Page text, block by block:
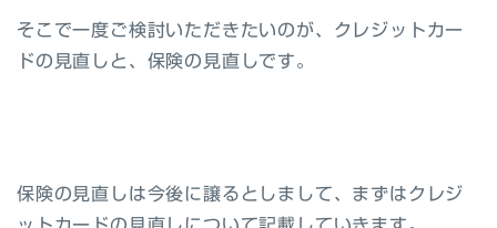
そこで一度ご検討いただきたいのが、 クレジットカー
ドの見直し と、 保険の見直しです。
保険の見直しは今後に譲るとしまして、まずはクレジ